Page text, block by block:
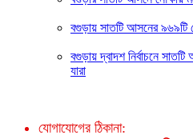
বগুড়ায় সাতটি আসনের ৯৬৯টি
বগুড়ায় দ্বাদশ নির্বাচনে
যারা
যোগাযোগের ঠিকানা: